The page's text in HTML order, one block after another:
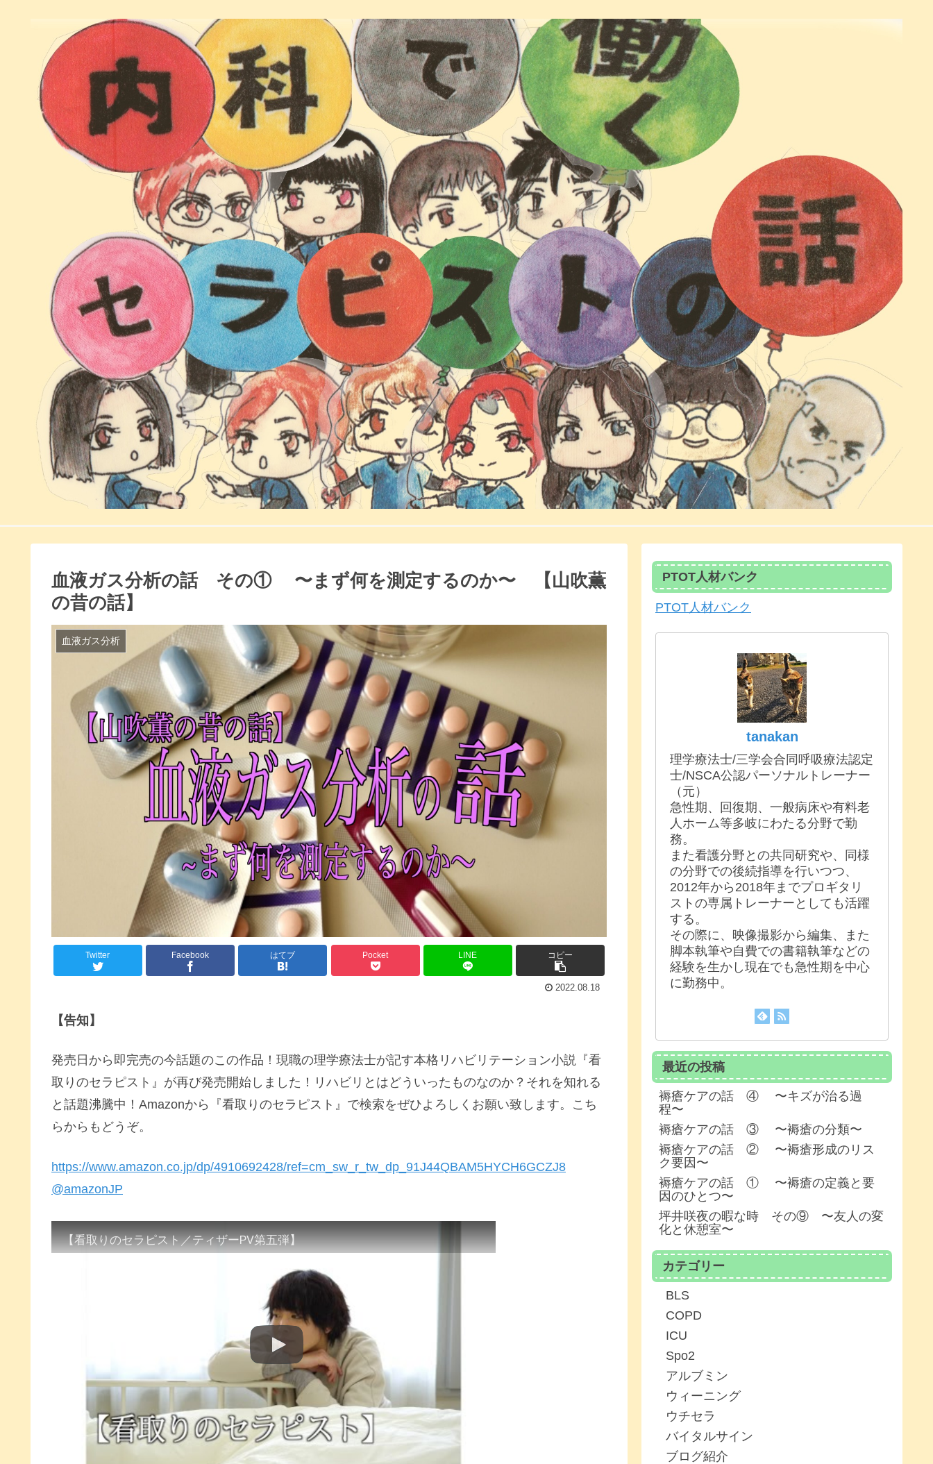
血液ガス分析の話 その① 〜まず何を測定するのか〜 【山吹薫
の昔の話】
血液ガス分析
Twitter Facebook はてブ Pocket LINE コピー
2022.08.18
【告知】
発売日から即完売の今話題のこの作品！現職の理学療法士が記す本格リハビリテーション小説『看
取りのセラピスト』が再び発売開始しました！リハビリとはどういったものなのか？それを知れる
と話題沸騰中！Amazonから『看取りのセラピスト』で検索をぜひよろしくお願い致します。こち
らからもどうぞ。
https://www.amazon.co.jp/dp/4910692428/ref=cm_sw_r_tw_dp_91J44QBAM5HYCH6GCZJ8
@amazonJP
【看取りのセラピスト／ティザーPV第五弾】
PTOT人材バンク
PTOT人材バンク
tanakan
理学療法士/三学会合同呼吸療法認定
士/NSCA公認パーソナルトレーナー
（元）
急性期、回復期、一般病床や有料老
人ホーム等多岐にわたる分野で勤
務。
また看護分野との共同研究や、同様
の分野での後続指導を行いつつ、
2012年から2018年までプロギタリ
ストの専属トレーナーとしても活躍
する。
その際に、映像撮影から編集、また
脚本執筆や自費での書籍執筆などの
経験を生かし現在でも急性期を中心
に勤務中。
最近の投稿
褥瘡ケアの話 ④ 〜キズが治る過
程〜
褥瘡ケアの話 ③ 〜褥瘡の分類〜
褥瘡ケアの話 ② 〜褥瘡形成のリス
ク要因〜
褥瘡ケアの話 ① 〜褥瘡の定義と要
因のひとつ〜
坪井咲夜の暇な時 その⑨ 〜友人の変
化と休憩室〜
カテゴリー
BLS
COPD
ICU
Spo2
アルブミン
ウィーニング
ウチセラ
バイタルサイン
ブログ紹介